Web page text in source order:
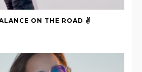
ON THE ROAD ✌